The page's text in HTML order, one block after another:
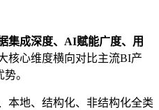
集成深度、AI赋能广度、用
核心维度横向对比主流BI产
。
本地、结构化、非结构化全类